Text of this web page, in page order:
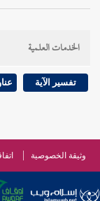
الخدمات العلمية
تفسير الآية
وثيقة الخصوصية